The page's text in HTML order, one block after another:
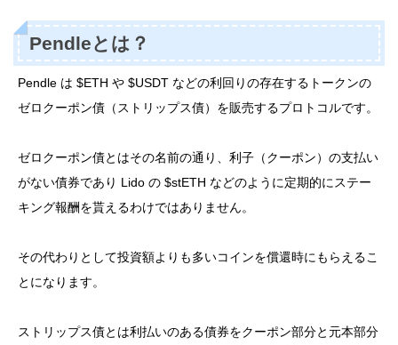
Pendleとは？
Pendle は $ETH や $USDT などの利回りの存在するトークンの
ゼロクーポン債（ストリップス債）を販売するプロトコルです。
ゼロクーポン債とはその名前の通り、利子（クーポン）の支払い
がない債券であり Lido の $stETH などのように定期的にステー
キング報酬を貰えるわけではありません。
その代わりとして投資額よりも多いコインを償還時にもらえるこ
とになります。
ストリップス債とは利払いのある債券をクーポン部分と元本部分